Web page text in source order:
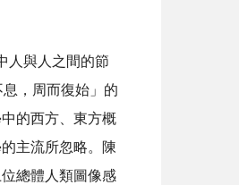
人與人之間的節
，周而復始」的
的西方、東方概
主流所忽略。陳
總體人類圖像感